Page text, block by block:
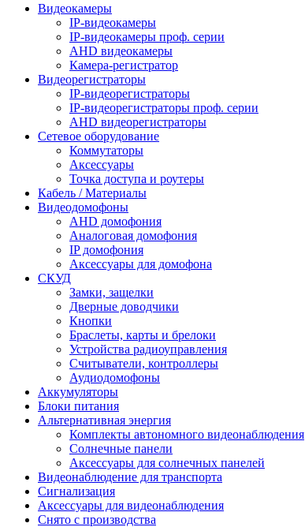
Видеокамеры
IP-видеокамеры
IP-видеокамеры проф. серии
AHD видеокамеры
Камера-регистратор
Видеорегистраторы
IP-видеорегистраторы
IP-видеорегистраторы проф. серии
AHD видеорегистраторы
Сетевое оборудование
Коммутаторы
Аксессуары
Точка доступа и роутеры
Кабель / Материалы
Видеодомофоны
AHD домофония
Аналоговая домофония
IP домофония
Аксессуары для домофона
СКУД
Замки, защелки
Дверные доводчики
Кнопки
Браслеты, карты и брелоки
Устройства радиоуправления
Считыватели, контроллеры
Аудиодомофоны
Аккумуляторы
Блоки питания
Альтернативная энергия
Комплекты автономного видеонаблюдения
Солнечные панели
Аксессуары для солнечных панелей
Видеонаблюдение для транспорта
Сигнализация
Аксессуары для видеонаблюдения
Снято с производства